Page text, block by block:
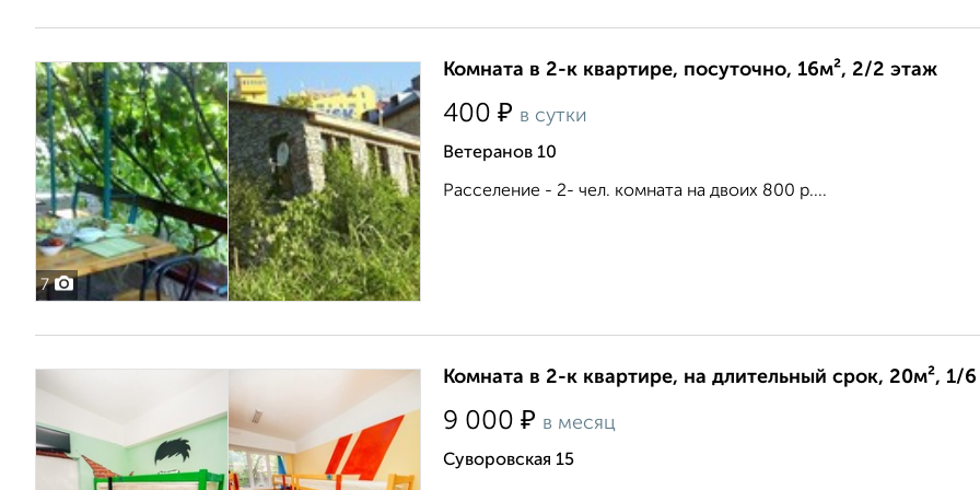
7
Комната в 2-к квартире, посуточно, 16м², 2/2 этаж
400 ₽ в сутки
Ветеранов 10
Расселение - 2- чел. комната на двоих 800 р....
Комната в 2-к квартире, на длительный срок, 20м², 1/
9 000 ₽ в месяц
Суворовская 15